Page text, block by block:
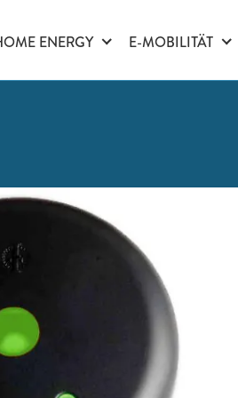
ENERGY E-MOBILITÄT